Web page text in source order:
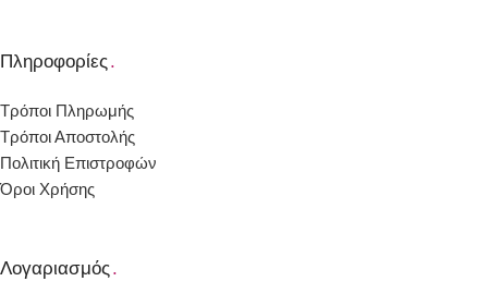
Πληροφορίες.
Τρόποι Πληρωμής
Τρόποι Αποστολής
Πολιτική Επιστροφών
Όροι Χρήσης
Λογαριασμός.